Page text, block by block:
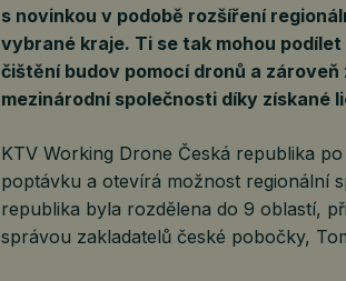
s novinkou v podobě rozšíření
vybrané kraje. Ti se tak mohou
čištění budov pomocí dronů a
mezinárodní společnosti díky získané
KTV Working Drone Česká republika
poptávku a otevírá možnost regionální
republika byla rozdělena do 9 oblastí,
správou zakladatelů české pobočky,